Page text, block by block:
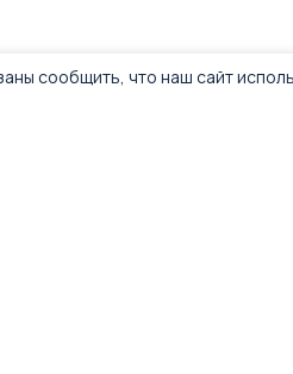
сообщить, что наш сайт